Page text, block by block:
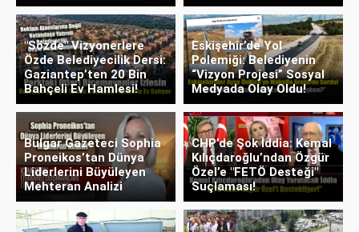
"Sözde" Vizyonerlere
Özde Belediyecilik Dersi:
Gaziantep’ten 20 Bin
Bahçeli Ev Hamlesi!
Eskişehir’de Yol
Polemiği: Belediyenin
“Vizyon Projesi” Sosyal
Medyada Olay Oldu!
Bulgar Gazeteci Sophia
Proneikos’tan Dünya
Liderlerini Büyüleyen
Mehteran Analizi
CHP’de Şok İddia: Kemal
Kılıçdaroğlu’ndan Özgür
Özel’e "FETÖ Desteği"
Suçlaması!